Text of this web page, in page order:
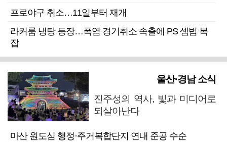
프로야구 취소…11일부터 재개
라커룸 냉탕 등장…폭염 경기취소 속출에 PS 셈법 복
잡
울산·경남 소식
진주성의 역사, 빛과 미디어로
되살아난다
마산 원도심 행정·주거복합단지 연내 준공 수순